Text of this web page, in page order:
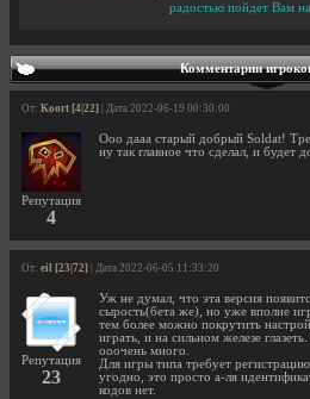
радостью пойдет Вам
Комментарии
От: Koort [4|22] | Дата 2022-06-19 00:30:00
Репутация
4
Ооо дааа старый добрый Soldat!
ну так главное что сделал, и будет
От: eil [23|72] | Дата 2022-06-05 11:33:20
Репутация
23
Уж не думал, что эта версия
сырость(бета же), но уже вполне
тем более можно покрутить
играть, и на сильном железе
ооочень много.
Для игры типа требует
угодно, это просто а-ля
кодов нет.